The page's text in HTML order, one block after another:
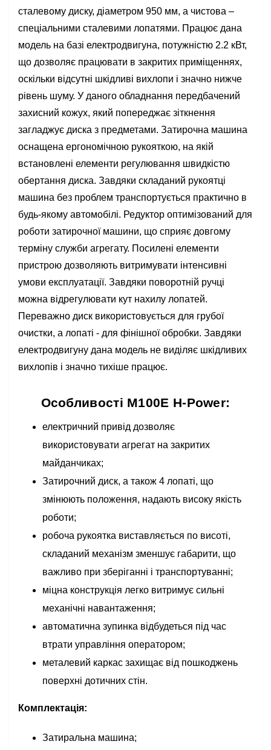
сталевому диску, діаметром 950 мм, а чистова –
спеціальними сталевими лопатями. Працює дана
модель на базі електродвигуна, потужністю 2.2 кВт,
що дозволяє працювати в закритих приміщеннях,
оскільки відсутні шкідливі вихлопи і значно нижче
рівень шуму. У даного обладнання передбачений
захисний кожух, який попереджає зіткнення
загладжує диска з предметами. Затирочна машина
оснащена ергономічною рукояткою, на якій
встановлені елементи регулювання швидкістю
обертання диска. Завдяки складаний рукоятці
машина без проблем транспортується практично в
будь-якому автомобілі. Редуктор оптимізований для
роботи затирочної машини, що сприяє довгому
терміну служби агрегату. Посилені елементи
пристрою дозволяють витримувати інтенсивні
умови експлуатації. Завдяки поворотній ручці
можна відрегулювати кут нахилу лопатей.
Переважно диск використовується для грубої
очистки, а лопаті - для фінішної обробки. Завдяки
електродвигуну дана модель не виділяє шкідливих
вихлопів і значно тихіше працює.
Особливості M100E H-Power:
електричний привід дозволяє
використовувати агрегат на закритих
майданчиках;
Затирочний диск, а також 4 лопаті, що
змінюють положення, надають високу якість
роботи;
робоча рукоятка виставляється по висоті,
складаний механізм зменшує габарити, що
важливо при зберіганні і транспортуванні;
міцна конструкція легко витримує сильні
механічні навантаження;
автоматична зупинка відбудеться під час
втрати управління оператором;
металевий каркас захищає від пошкоджень
поверхні дотичних стін.
Комплектація:
Затиральна машина;